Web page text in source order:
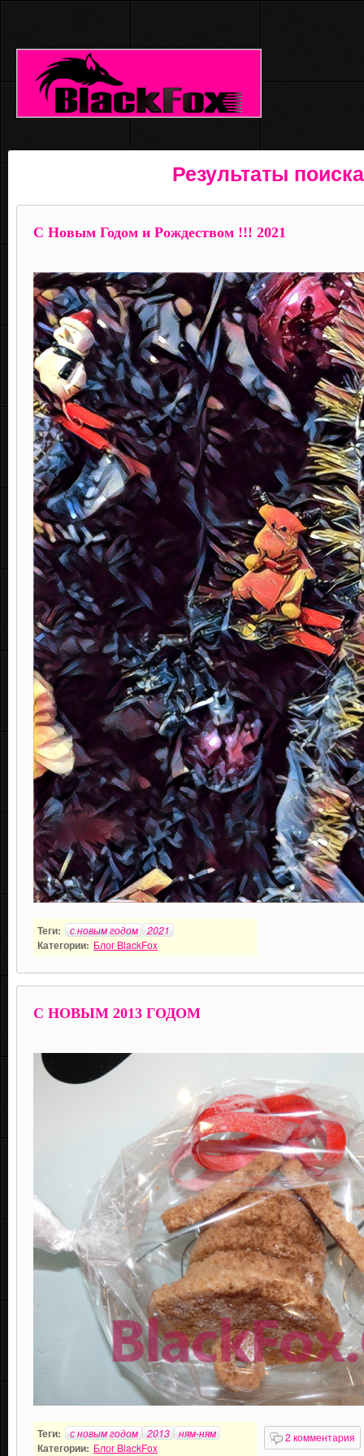
Результаты поиска
C Новым Годом и Рождеством !!! 2021
Теги: с новым годом 2021
Категории: Блог BlackFox
C НОВЫМ 2013 ГОДОМ
Теги: с новым годом 2013 ням-ням
Категории: Блог BlackFox
2 комментария